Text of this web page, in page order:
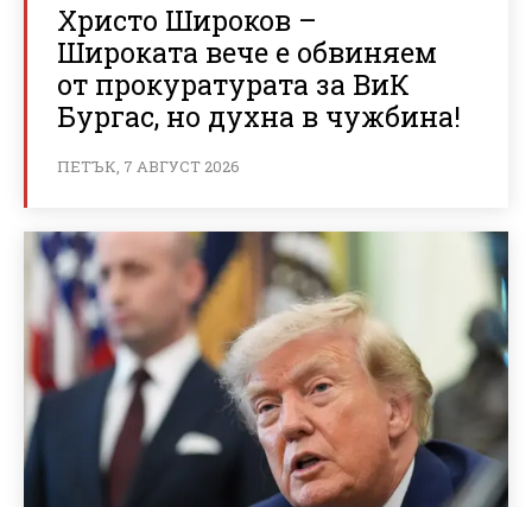
Христо Широков –
Широката вече е обвиняем
от прокуратурата за ВиК
Бургас, но духна в чужбина!
ПЕТЪК, 7 АВГУСТ 2026